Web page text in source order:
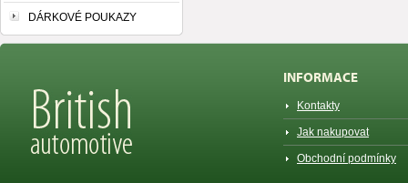
DÁRKOVÉ POUKAZY
INFORMACE
Kontakty
Jak nakupovat
Obchodní podmínky